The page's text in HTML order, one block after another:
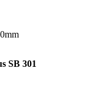
SB 301